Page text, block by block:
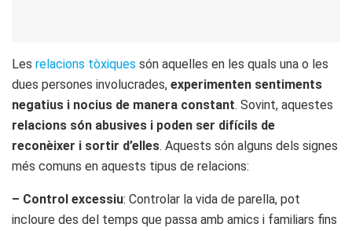
Les relacions tòxiques són aquelles en les quals una o les
dues persones involucrades, experimenten sentiments
negatius i nocius de manera constant. Sovint, aquestes
relacions són abusives i poden ser difícils de
reconèixer i sortir d’elles. Aquests són alguns dels signes
més comuns en aquests tipus de relacions:
– Control excessiu: Controlar la vida de parella, pot
incloure des del temps que passa amb amics i familiars fins